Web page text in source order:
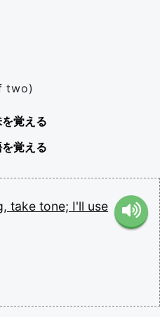
two)
覚える
覚える
take tone; I'll use